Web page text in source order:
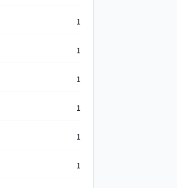
1
1
1
1
1
1